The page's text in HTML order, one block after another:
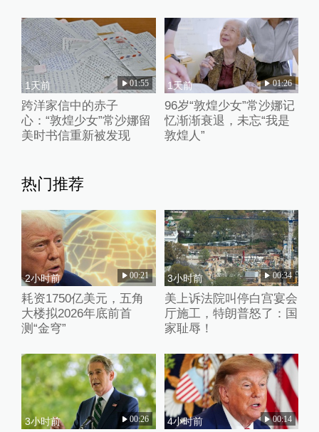
1天前 01:55
跨洋家信中的赤子
心：“敦煌少女”常沙娜留
美时书信重新被发现
1天前 01:26
96岁“敦煌少女”常沙娜记
忆渐渐衰退，未忘“我是
敦煌人”
热门推荐
2小时前 00:21
耗资1750亿美元，五角
大楼拟2026年底前首
测“金穹”
3小时前 00:34
美上诉法院叫停白宫宴会
厅施工，特朗普怒了：国
家耻辱！
3小时前 00:26 4小时前 00:14